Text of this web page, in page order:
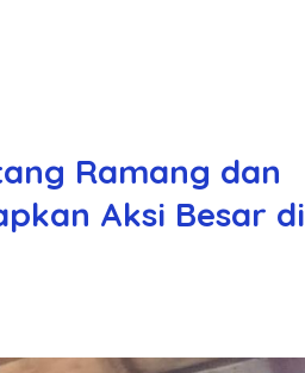
Ramang dan
Aksi Besar di